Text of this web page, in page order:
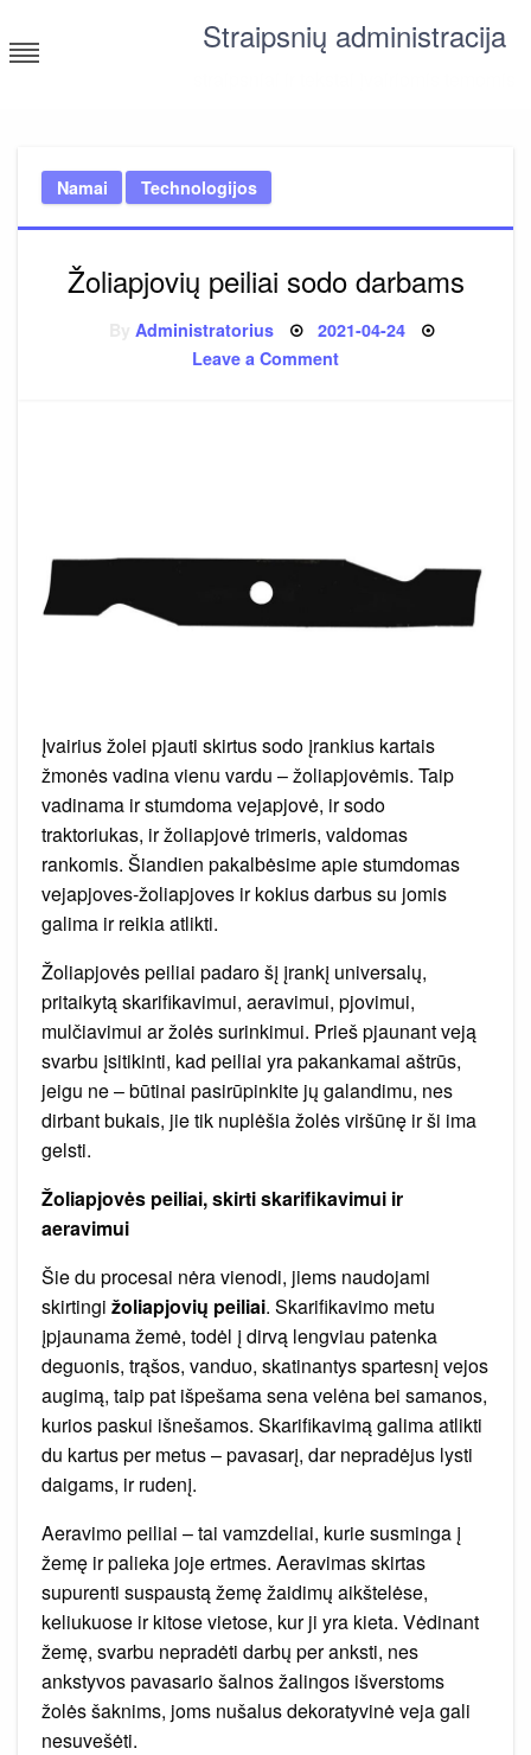
to
content
Straipsnių administracija
Namai Technologijos
Žoliapjovių peiliai sodo darbams
Administratorius Posted
2021-04-24
Leave a Commenton
Įvairius žolei pjauti skirtus sodo įrankius kartais
žmonės vadina vienu vardu – žoliapjovėmis. Taip
vadinama ir stumdoma vejapjovė, ir sodo
traktoriukas, ir žoliapjovė trimeris, valdomas
rankomis. Šiandien pakalbėsime apie stumdomas
vejapjoves-žoliapjoves ir kokius darbus su jomis
galima ir reikia atlikti.
Žoliapjovės peiliai padaro šį įrankį universalų,
pritaikytą skarifikavimui, aeravimui, pjovimui,
mulčiavimui ar žolės surinkimui. Prieš pjaunant veją
svarbu įsitikinti, kad peiliai yra pakankamai aštrūs,
jeigu ne – būtinai pasirūpinkite jų galandimu, nes
dirbant bukais, jie tik nuplėšia žolės viršūnę ir ši ima
gelsti.
Žoliapjovės peiliai, skirti skarifikavimui ir
aeravimui
Šie du procesai nėra vienodi, jiems naudojami
skirtingi žoliapjovių peiliai. Skarifikavimo metu
įpjaunama žemė, todėl į dirvą lengviau patenka
deguonis, trąšos, vanduo, skatinantys spartesnį vejos
augimą, taip pat išpešama sena velėna bei samanos,
kurios paskui išnešamos. Skarifikavimą galima atlikti
du kartus per metus – pavasarį, dar nepradėjus lysti
daigams, ir rudenį.
Aeravimo peiliai – tai vamzdeliai, kurie susminga į
žemę ir palieka joje ertmes. Aeravimas skirtas
supurenti suspaustą žemę žaidimų aikštelėse,
keliukuose ir kitose vietose, kur ji yra kieta. Vėdinant
žemę, svarbu nepradėti darbų per anksti, nes
ankstyvos pavasario šalnos žalingos išverstoms
žolės šaknims, joms nušalus dekoratyvinė veja gali
nesuvešėti.